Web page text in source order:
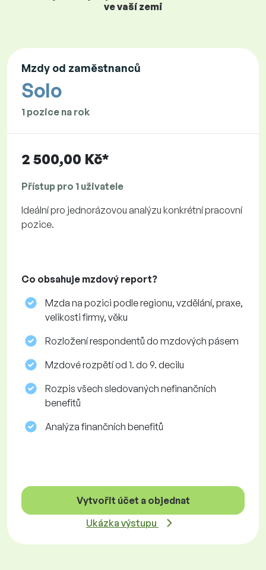
ve vaší zemi
Mzdy od zaměstnanců
Solo
1 pozice na rok
2 500,00 Kč*
Přístup pro 1 uživatele
Ideální pro jednorázovou analýzu konkrétní pracovní
pozice.
Co obsahuje mzdový report?
Mzda na pozici podle regionu, vzdělání, praxe,
velikosti firmy, věku
Rozložení respondentů do mzdových pásem
Mzdové rozpětí od 1. do 9. decilu
Rozpis všech sledovaných nefinančních
benefitů
Analýza finančních benefitů
Vytvořit účet a objednat
Ukázka výstupu